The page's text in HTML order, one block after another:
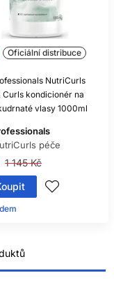
produkt mimo ni a
začervenání nebo
dermatologem.
nedostatečné
že všechny
rutinu.
jednu věc. Tak
množství
Oficiální distribuce
NutriCurls
Curls kondicionér na
vlasy 1000ml
péče
1 145 Kč
ㅤ